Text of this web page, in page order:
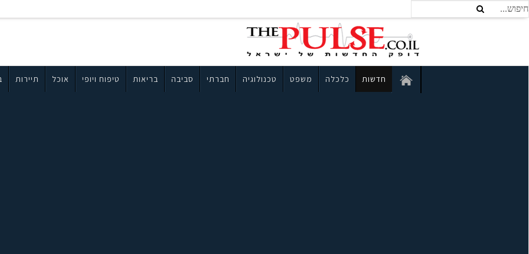
חדשות כלכלה משפט טכנולוגיה חברתי סביבה בריאות טיפוח ויופי אוכל תיירות